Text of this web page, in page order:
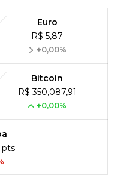
Euro
R$ 5,87
+0,00%
Bitcoin
R$ 350,087,91
+0,00%
pts